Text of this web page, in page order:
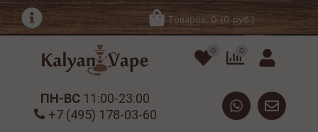
Товаров: 0 (0 руб.)
0 0
ПН-ВС 11:00-23:00
+7 (495) 178-03-60